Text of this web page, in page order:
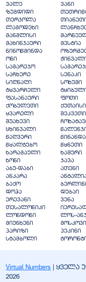
ვალე
ვანი
ზუგდიდი
თერჯოლა
ლაგოდეხი
მანგლისი
მახინჯაური
მესტია
ნინოწმინდა
ონი
საგარეჯო
საჩხერე
სენაკი
სიღნაღი
სოხუმი
ტყვარჩელი
ფასანაური
ფოთი
ქობულეთი
ქუთაისი
ყვარელი
შუახევი
ცხინვალი
წაღვერი
წყალტუბო
წყნეთი
ხარაგაული
ხაშური
ხონი
ჯავა
აბუ-დაბი
ათენი
ანკარა
ბაქო
დოჰა
დუბაი
ერევანი
ვენა
თესალონიკი
ლონდონი
ლოს-
მიუნხენი
მოსკოვი
პარიზი
პეკინი
სტამბოლი
Virtual Numbers | ყველა
2026